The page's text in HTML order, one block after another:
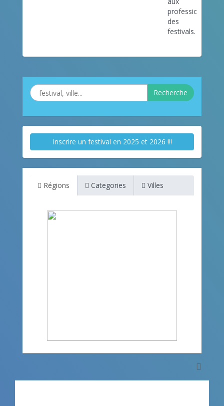
professionnels
des
festivals.
Recherche
Inscrire un festival en 2025 et 2026 !!!
Régions Categories Villes